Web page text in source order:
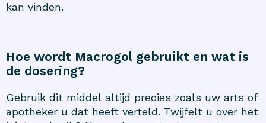
kan vinden.
Hoe wordt Macrogol gebruikt en wat is
de dosering?
Gebruik dit middel altijd precies zoals uw arts of
apotheker u dat heeft verteld. Twijfelt u over het